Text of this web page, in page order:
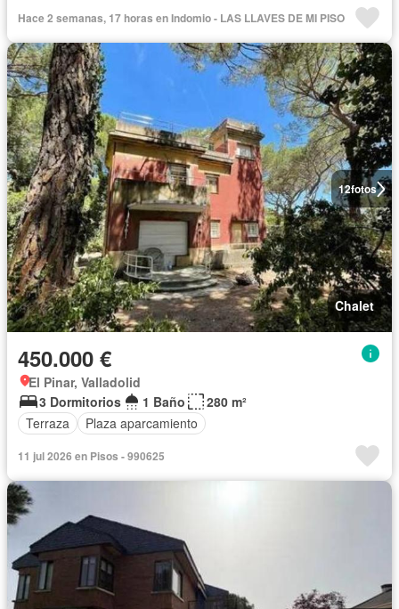
Hace 2 semanas, 17 horas en Indomio - LAS LLAVES DE MI PISO
12fotos
Chalet
450.000 €
El Pinar, Valladolid
3 Dormitorios
1 Baño
280 m²
Terraza
Plaza aparcamiento
11 jul 2026 en Pisos - 990625